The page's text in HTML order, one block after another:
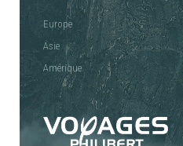
Europe
Asie
Amérique